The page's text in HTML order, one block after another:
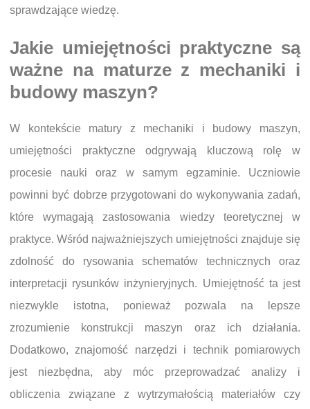
sprawdzające wiedzę.
Jakie umiejętności praktyczne są
ważne na maturze z mechaniki i
budowy maszyn?
W kontekście matury z mechaniki i budowy maszyn,
umiejętności praktyczne odgrywają kluczową rolę w
procesie nauki oraz w samym egzaminie. Uczniowie
powinni być dobrze przygotowani do wykonywania zadań,
które wymagają zastosowania wiedzy teoretycznej w
praktyce. Wśród najważniejszych umiejętności znajduje się
zdolność do rysowania schematów technicznych oraz
interpretacji rysunków inżynieryjnych. Umiejętność ta jest
niezwykle istotna, ponieważ pozwala na lepsze
zrozumienie konstrukcji maszyn oraz ich działania.
Dodatkowo, znajomość narzędzi i technik pomiarowych
jest niezbędna, aby móc przeprowadzać analizy i
obliczenia związane z wytrzymałością materiałów czy